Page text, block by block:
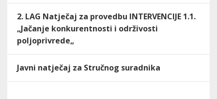
2. LAG Natječaj za provedbu INTERVENCIJE 1.1.
„Jačanje konkurentnosti i održivosti
poljoprivrede„
Javni natječaj za Stručnog suradnika